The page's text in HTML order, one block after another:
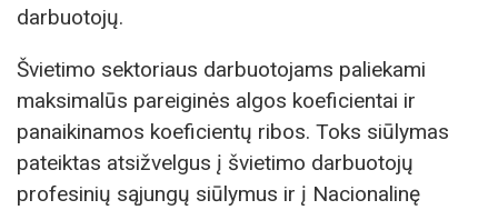
darbuotojų.
Švietimo sektoriaus darbuotojams paliekami
maksimalūs pareiginės algos koeficientai ir
panaikinamos koeficientų ribos. Toks siūlymas
pateiktas atsižvelgus į švietimo darbuotojų
profesinių sąjungų siūlymus ir į Nacionalinę